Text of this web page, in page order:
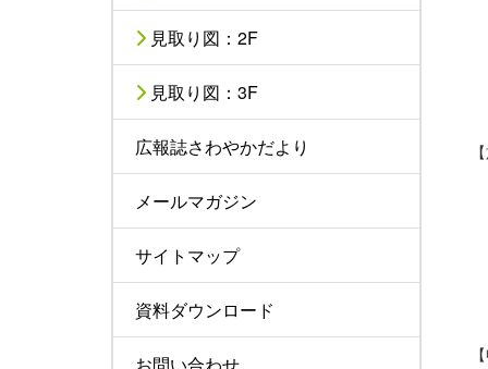
見取り図：2F
見取り図：3F
広報誌さわやかだより
メールマガジン
サイトマップ
資料ダウンロード